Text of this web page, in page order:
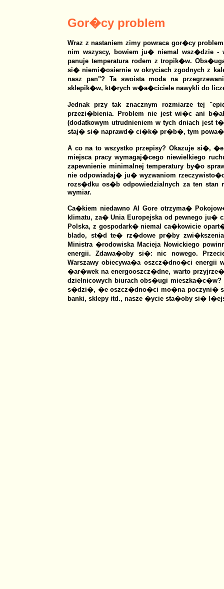
Gor�cy problem
Wraz z nastaniem zimy powraca gor�cy
nim wszyscy, bowiem ju� niemal wsz�dzie -
panuje temperatura rodem z tropik�w.
si� niemi�osiernie w okryciach zgodnych z
nasz pan"? Ta swoista moda na
sklepik�w, kt�rych w�a�ciciele nawykli do
Jednak przy tak znacznym rozmiarze tej
przezi�bienia. Problem nie jest wi�c ani
(dodatkowym utrudnieniem w tych dniach jest
staj� si� naprawd� ci�k� pr�b�, tym
A co na to wszystko przepisy? Okazuje si�,
miejsca pracy wymagaj�cego niewielkiego
zapewnienie minimalnej temperatury by�o
nie odpowiadaj� ju� wyzwaniom
rozs�dku os�b odpowiedzialnych za ten
wymiar.
Ca�kiem niedawno Al Gore otrzyma�
klimatu, za� Unia Europejska od pewnego ju�
Polska, z gospodark� niemal ca�kowicie
blado, st�d te� rz�dowe pr�by zwi�kszenia
Ministra �rodowiska Macieja Nowickiego
energii. Zdawa�oby si�: nic nowego.
Warszawy obiecywa�a oszcz�dno�ci
�ar�wek na energooszcz�dne, warto
dzielnicowych biurach obs�ugi
s�dzi�, �e oszcz�dno�ci mo�na poczyni�
banki, sklepy itd., nasze �ycie sta�oby si�